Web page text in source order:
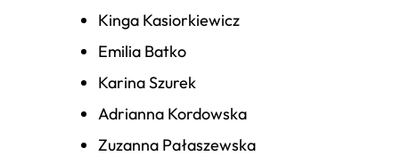
Kinga Kasiorkiewicz
Emilia Batko
Karina Szurek
Adrianna Kordowska
Zuzanna Pałaszewska